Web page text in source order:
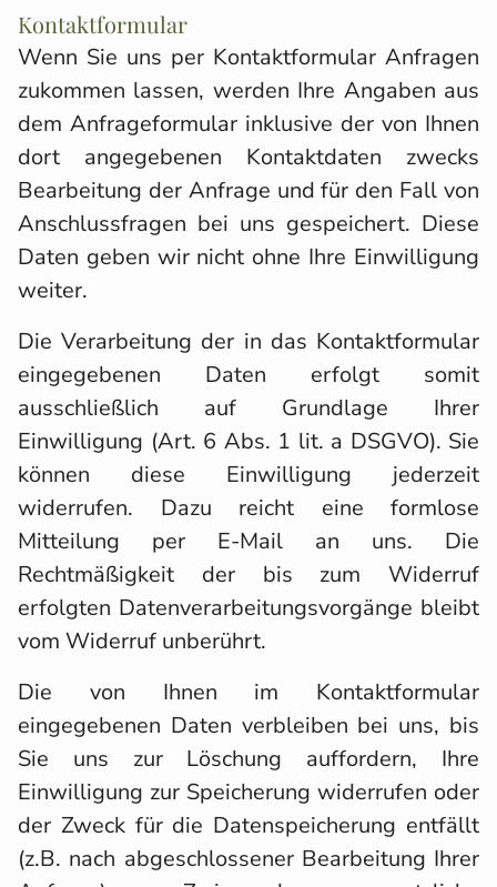
Kontaktformular
Wenn Sie uns per Kontaktformular Anfragen
zukommen lassen, werden Ihre Angaben aus
dem Anfrageformular inklusive der von Ihnen
dort angegebenen Kontaktdaten zwecks
Bearbeitung der Anfrage und für den Fall von
Anschlussfragen bei uns gespeichert. Diese
Daten geben wir nicht ohne Ihre Einwilligung
weiter.
Die Verarbeitung der in das Kontaktformular
eingegebenen Daten erfolgt somit
ausschließlich auf Grundlage Ihrer
Einwilligung (Art. 6 Abs. 1 lit. a DSGVO). Sie
können diese Einwilligung jederzeit
widerrufen. Dazu reicht eine formlose
Mitteilung per E-Mail an uns. Die
Rechtmäßigkeit der bis zum Widerruf
erfolgten Datenverarbeitungsvorgänge bleibt
vom Widerruf unberührt.
Die von Ihnen im Kontaktformular
eingegebenen Daten verbleiben bei uns, bis
Sie uns zur Löschung auffordern, Ihre
Einwilligung zur Speicherung widerrufen oder
der Zweck für die Datenspeicherung entfällt
(z.B. nach abgeschlossener Bearbeitung Ihrer